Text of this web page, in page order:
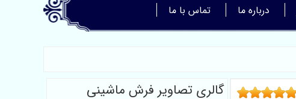
درباره ما تماس با ما
گالری تصاویر فرش ماشینی